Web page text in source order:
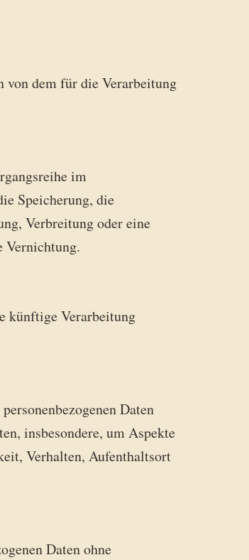
von dem für die Verarbeitung
im
Speicherung, die
Verbreitung oder eine
Vernichtung.
künftige Verarbeitung
Daten
insbesondere, um Aspekte
Verhalten, Aufenthaltsort
Daten ohne